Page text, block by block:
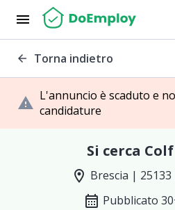
menu
arrow_back Torna indietro
warning L'annuncio è scaduto e
candidature
Si cerca
location_on Brescia |
calendar_month Pubblicato